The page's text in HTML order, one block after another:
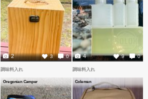
3 0
2 9 0
4
調味料入れ
Oregonian Camper
調味料入れ
Coleman